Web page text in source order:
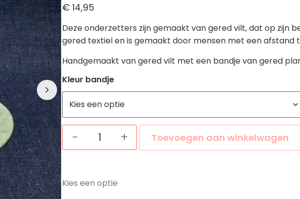
€ 14,95
Deze onderzetters zijn gemaakt van gered vilt, dat op zijn
gered textiel en is gemaakt door mensen met een afstand
Handgemaakt van gered vilt met een bandje van gered
Kleur bandje
− + Toevoegen aan winkelwagen
Kies een optie